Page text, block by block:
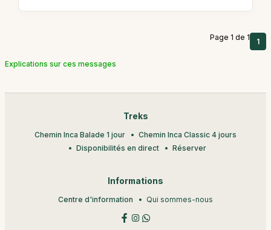
Page 1 de 1 1
Explications sur ces messages
Treks
Chemin Inca Balade 1 jour
Chemin Inca Classic 4 jours
Disponibilités en direct
Réserver
Informations
Centre d'information Qui sommes-nous